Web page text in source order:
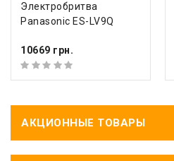
Электробритва
Panasonic ES-LV9Q
10669 грн.
АКЦИОННЫЕ ТОВАРЫ